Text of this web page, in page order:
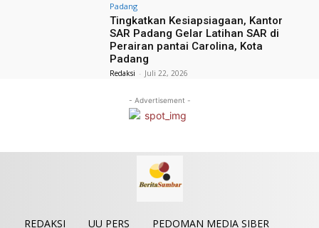
Padang
Tingkatkan Kesiapsiagaan, Kantor
SAR Padang Gelar Latihan SAR di
Perairan pantai Carolina, Kota
Padang
Redaksi - Juli 22, 2026
- Advertisement -
REDAKSI UU PERS PEDOMAN MEDIA SIBER